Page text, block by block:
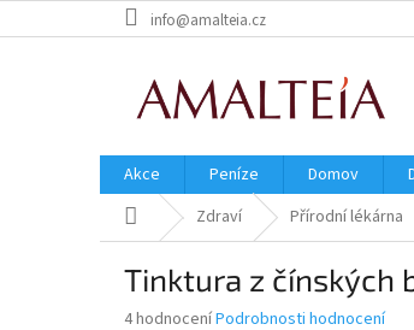
na
info@amalteia.cz
Akce Peníze Domov
Domů Zdraví Přírodní lékárna
Tinktura z čínských
Průměrné
4 hodnoceníPodrobnosti hodnocení